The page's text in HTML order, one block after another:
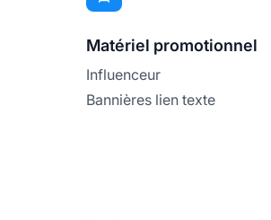
Matériel promotionnel
Influenceur
Bannières lien texte